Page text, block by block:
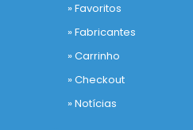
»Favoritos
»Fabricantes
»Carrinho
»Checkout
»Notícias